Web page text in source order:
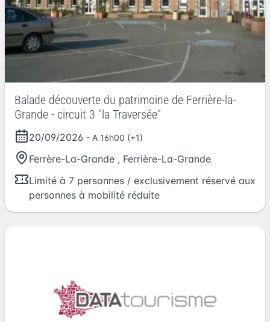
Balade découverte du patrimoine de Ferrière-la-
Grande - circuit 3 "la Traversée"
20/09/2026 - A 16h00 (+1)
Ferrère-La-Grande , Ferrière-La-Grande
Limité à 7 personnes / exclusivement réservé aux
personnes à mobilité réduite